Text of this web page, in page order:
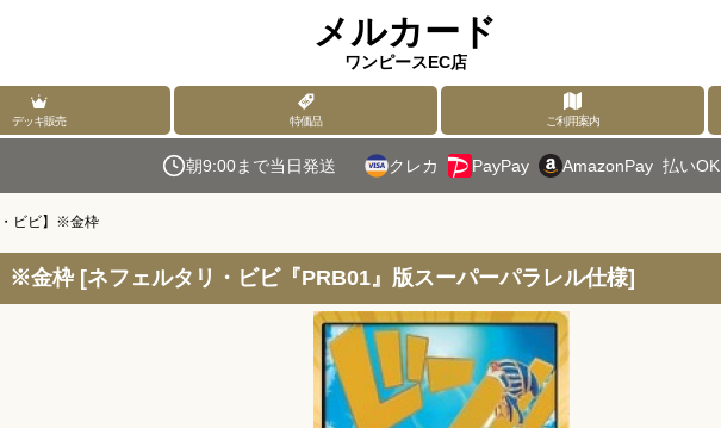
メルカード
ワンピースEC店
デッキ販売 特価品 ご利用案内
朝9:00まで当日発送 クレカ PayPay AmazonPay 払いOK
・ビビ】※金枠
※金枠 [ネフェルタリ・ビビ『PRB01』版スーパーパラレル仕様]